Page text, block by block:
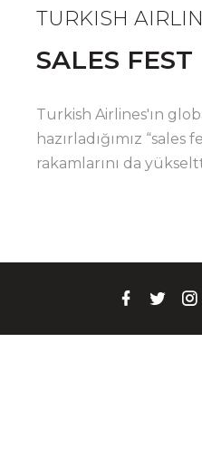
TURKISH
SALES FEST
Turkish Airlines'ın
hazırladığımız “sales
rakamlarını da